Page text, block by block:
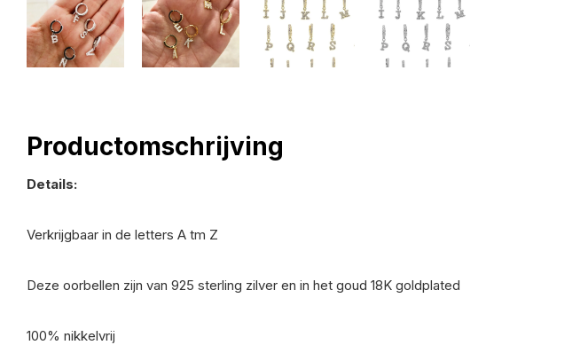
Productomschrijving
Details:
Verkrijgbaar in de letters A tm Z
Deze oorbellen zijn van 925 sterling zilver en in het goud 18K goldplated
100% nikkelvrij